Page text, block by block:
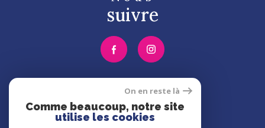
suivre
Nous
adhérons
On en reste là
Comme beaucoup, notre site
utilise les cookies